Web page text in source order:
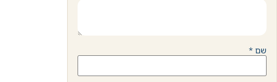
שם *